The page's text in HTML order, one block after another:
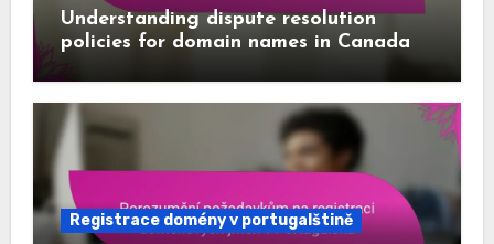
Understanding dispute resolution
policies for domain names in Canada
Registrace domény v portugalštině